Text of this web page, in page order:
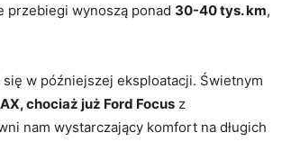
przebiegi wynoszą ponad 30-40 tys. km,
w późniejszej eksploatacji. Świetnym
chociaż już Ford Focus z
nam wystarczający komfort na długich